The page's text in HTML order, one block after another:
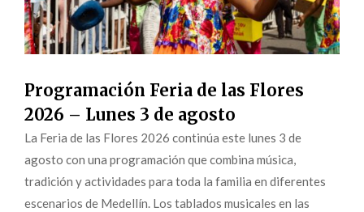
Programación Feria de las Flores
2026 – Lunes 3 de agosto
La Feria de las Flores 2026 continúa este lunes 3 de
agosto con una programación que combina música,
tradición y actividades para toda la familia en diferentes
escenarios de Medellín. Los tablados musicales en las